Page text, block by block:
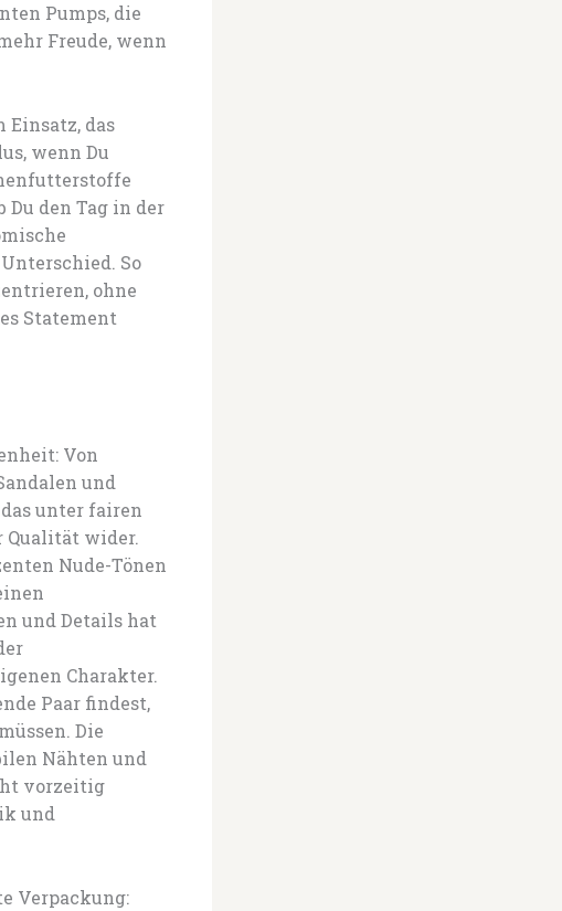
Pumps, die
Freude, wenn
Einsatz, das
wenn Du
Du den Tag in der
So
ohne
Statement
Von
und
unter fairen
Qualität wider.
Nude-Tönen
und Details hat
Charakter.
Paar findest,
Die
Nähten und
vorzeitig
und
Verpackung: